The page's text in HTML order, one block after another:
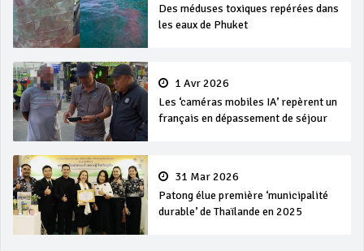
Des méduses toxiques repérées dans
les eaux de Phuket
1 Avr 2026
Les ‘caméras mobiles IA’ repèrent un
français en dépassement de séjour
31 Mar 2026
Patong élue première ‘municipalité
durable’ de Thaïlande en 2025